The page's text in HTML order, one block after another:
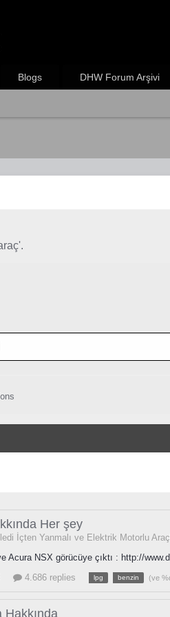
Blogs DHW Forum Arşivi
Her şey
İçten Yanmalı ve Elektrik Motorlu
Acura NSX görücüye çıktı : http://
4.686 replies lpg benzin (ve
Hakkında